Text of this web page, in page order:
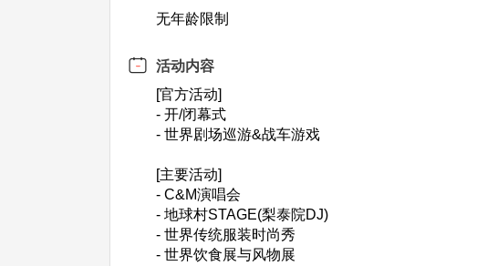
无年龄限制
活动内容
[官方活动]
- 开/闭幕式
- 世界剧场巡游&战车游戏
[主要活动]
- C&M演唱会
- 地球村STAGE(梨泰院DJ)
- 世界传统服装时尚秀
- 世界饮食展与风物展